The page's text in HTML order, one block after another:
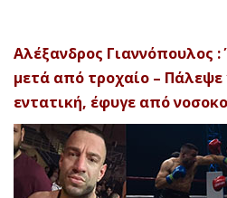
Αλέξανδρος Γιαννόπουλος
μετά από τροχαίο – Πάλεψε
εντατική, έφυγε από